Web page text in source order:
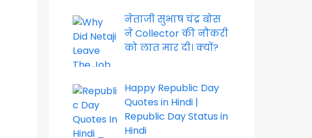
नेताजी सुभाष चंद्र बोस
ने Collector की नौकरी
को लात मार दी। क्यों?
Happy Republic Day
Quotes in Hindi |
Republic Day Status in
Hindi